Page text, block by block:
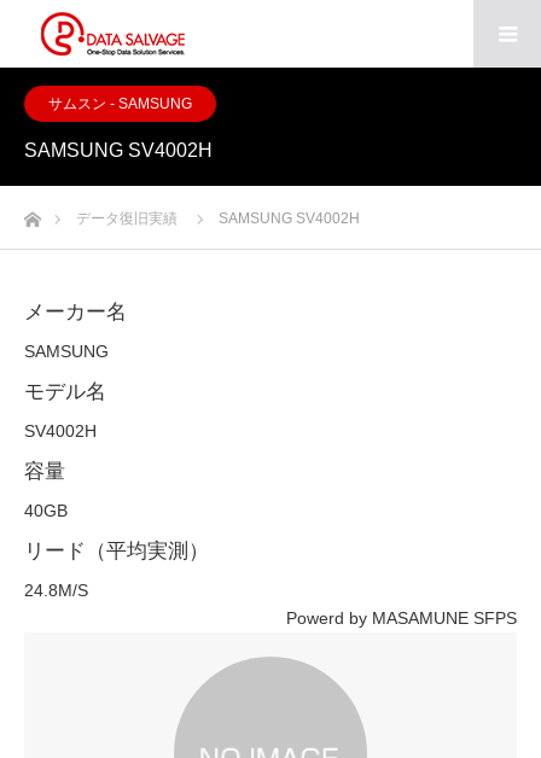
サムスン - SAMSUNG
SAMSUNG SV4002H
ホームデータ復旧実績 SAMSUNG SV4002H
メーカー名
SAMSUNG
モデル名
SV4002H
容量
40GB
リード（平均実測）
24.8M/S
Powerd by MASAMUNE SFPS